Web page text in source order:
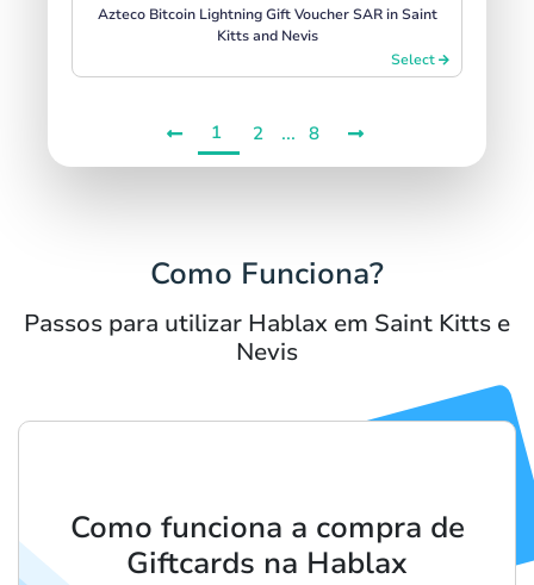
Azteco Bitcoin Lightning Gift Voucher SAR in Saint
Kitts and Nevis
Select
1 2 ... 8
Como Funciona?
Passos para utilizar Hablax em Saint Kitts e
Nevis
Como funciona a compra de
Giftcards na Hablax